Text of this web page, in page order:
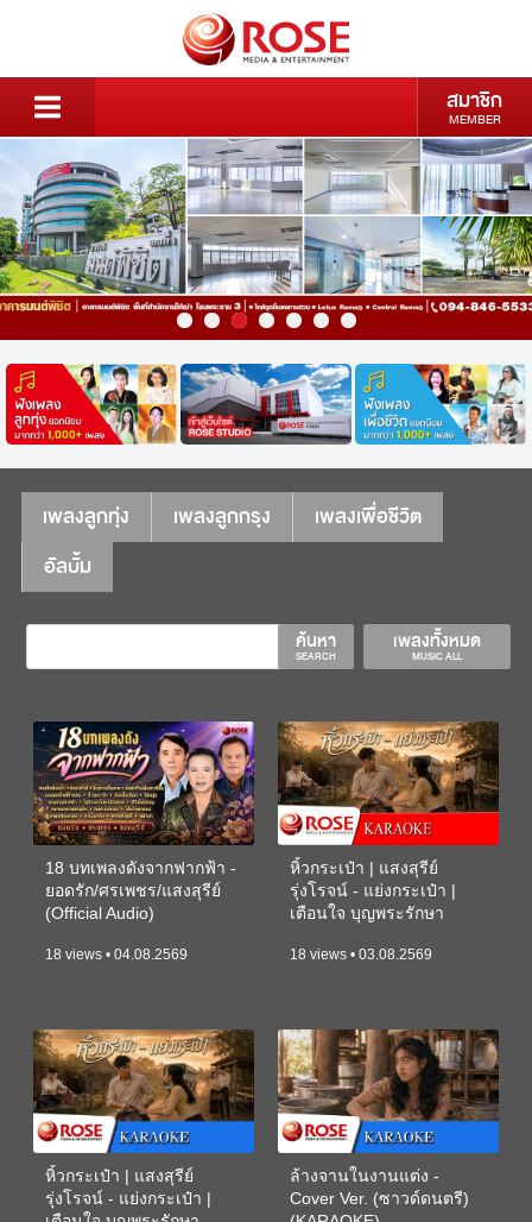
สมาชิก
MEMBER
เพลงลูกทุ่ง เพลงลูกกรุง
เพลงเพื่อชีวิต
อัลบั้ม
เพลงทั้งหมด
MUSIC ALL
ค้นหา
SEARCH
18 บทเพลงดังจากฟากฟ้า -
ยอดรัก/ศรเพชร/แสงสุรีย์
(Official Audio)
18 views • 04.08.2569
หิ้วกระเป๋า | แสงสุรีย์
รุ่งโรจน์ - แย่งกระเป๋า |
เตือนใจ บุญพระรักษา
18 views • 03.08.2569
หิ้วกระเป๋า | แสงสุรีย์
รุ่งโรจน์ - แย่งกระเป๋า |
ล้างจานในงานแต่ง -
Cover Ver. (ซาวด์ดนตรี)